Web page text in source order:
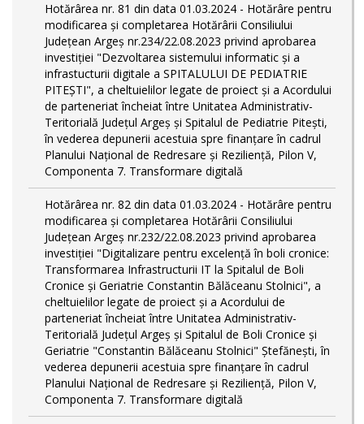
Hotărârea nr. 81 din data 01.03.2024 - Hotărâre pentru
modificarea și completarea Hotărârii Consiliului
Județean Argeș nr.234/22.08.2023 privind aprobarea
investiției "Dezvoltarea sistemului informatic și a
infrastucturii digitale a SPITALULUI DE PEDIATRIE
PITEŞTI", a cheltuielilor legate de proiect și a Acordului
de parteneriat încheiat între Unitatea Administrativ-
Teritorială Județul Argeș și Spitalul de Pediatrie Pitești,
în vederea depunerii acestuia spre finanțare în cadrul
Planului Național de Redresare și Reziliență, Pilon V,
Componenta 7. Transformare digitală
Hotărârea nr. 82 din data 01.03.2024 - Hotărâre pentru
modificarea și completarea Hotărârii Consiliului
Județean Argeș nr.232/22.08.2023 privind aprobarea
investiției "Digitalizare pentru excelență în boli cronice:
Transformarea Infrastructurii IT la Spitalul de Boli
Cronice și Geriatrie Constantin Bălăceanu Stolnici", a
cheltuielilor legate de proiect și a Acordului de
parteneriat încheiat între Unitatea Administrativ-
Teritorială Județul Argeș și Spitalul de Boli Cronice și
Geriatrie "Constantin Bălăceanu Stolnici" Ștefănești, în
vederea depunerii acestuia spre finanțare în cadrul
Planului Național de Redresare și Reziliență, Pilon V,
Componenta 7. Transformare digitală